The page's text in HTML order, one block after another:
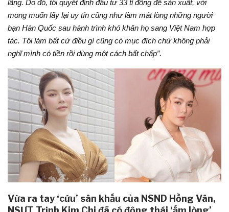
lãng. Do đó, tôi quyết định đầu tư 33 tỉ đồng để sản xuất, với
mong muốn lấy lại uy tín cũng như làm mát lòng những người
bạn Hàn Quốc sau hành trình khó khăn họ sang Việt Nam hợp
tác. Tôi làm bất cứ điều gì cũng có mục đích chứ không phải
nghĩ mình có tiền rồi dùng một cách bất chấp”.
Vừa ra tay ‘cứu’ sân khấu của NSND Hồng Vân,